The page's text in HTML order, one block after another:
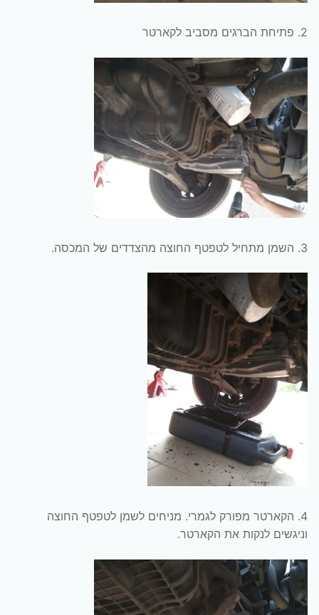
2. פתיחת הברגים מסביב לקארטר
3. השמן מתחיל לטפטף החוצה מהצדדים של המכסה.
4. הקארטר מפורק לגמרי. מניחים לשמן לטפטף החוצה
וניגשים לנקות את הקארטר.